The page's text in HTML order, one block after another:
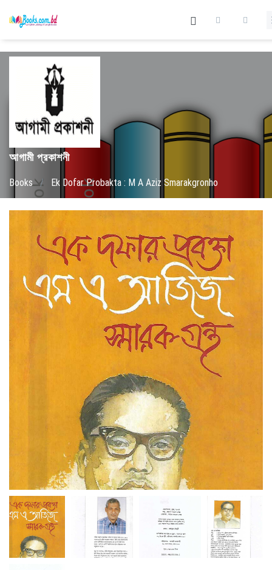
আগামী প্রকাশনী
Books / Ek Dofar Probakta : M A Aziz Smarakgronho